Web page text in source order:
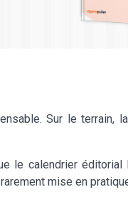
Sur le terrain,
le calendrier
mise en